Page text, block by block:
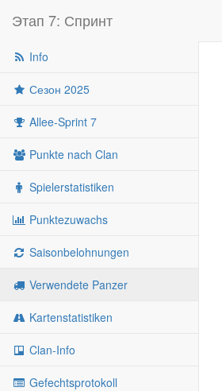
Этап 7: Спринт
Info
Сезон 2025
Allee-Sprint 7
Punkte nach Clan
Spielerstatistiken
Punktezuwachs
Saisonbelohnungen
Verwendete Panzer
Kartenstatistiken
Clan-Info
Gefechtsprotokoll